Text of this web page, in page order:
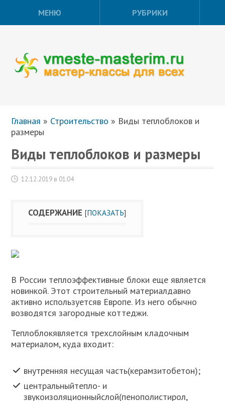
МЕНЮ РУБРИКИ
Главная » Строительство » Виды теплоблоков и
размеры
Виды теплоблоков и размеры
12.12.2019 в 01:04
СОДЕРЖАНИЕ [ПОКАЗАТЬ]
В России теплоэффективные блоки еще является
новинкой. Этот строительный материалдавно
активно используетсяв Европе. Из него обычно
возводятся загородные коттеджи.
Теплоблокявляется трехслойным кладочным
материалом, куда входит:
внутренняя несущая часть(керамзитобетон);
центральныйтепло- и
звукоизоляционныйслой(пенополистирол,